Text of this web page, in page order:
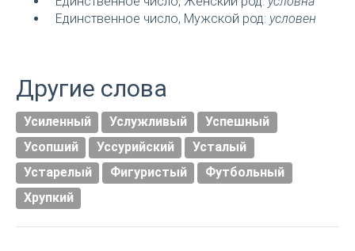
Единственное число, Мужской род: условен
Другие слова
Усиленный Услужливый
Успешный
Усопший
Уссурийский
Усталый
Устарелый
Фигуристый
Футбольный
Хрупкий